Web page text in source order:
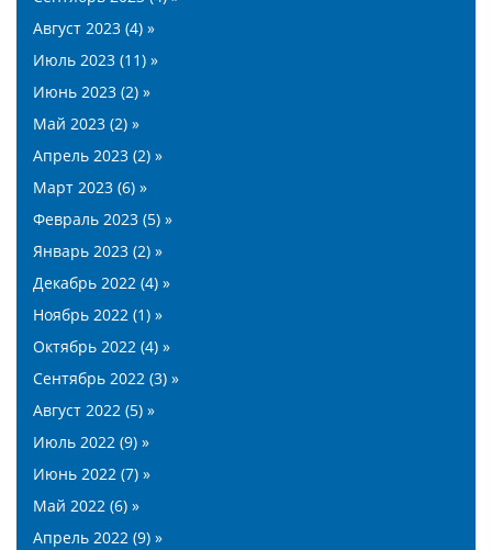
Август 2023 (4) »
Июль 2023 (11) »
Июнь 2023 (2) »
Май 2023 (2) »
Апрель 2023 (2) »
Март 2023 (6) »
Февраль 2023 (5) »
Январь 2023 (2) »
Декабрь 2022 (4) »
Ноябрь 2022 (1) »
Октябрь 2022 (4) »
Сентябрь 2022 (3) »
Август 2022 (5) »
Июль 2022 (9) »
Июнь 2022 (7) »
Май 2022 (6) »
Апрель 2022 (9) »